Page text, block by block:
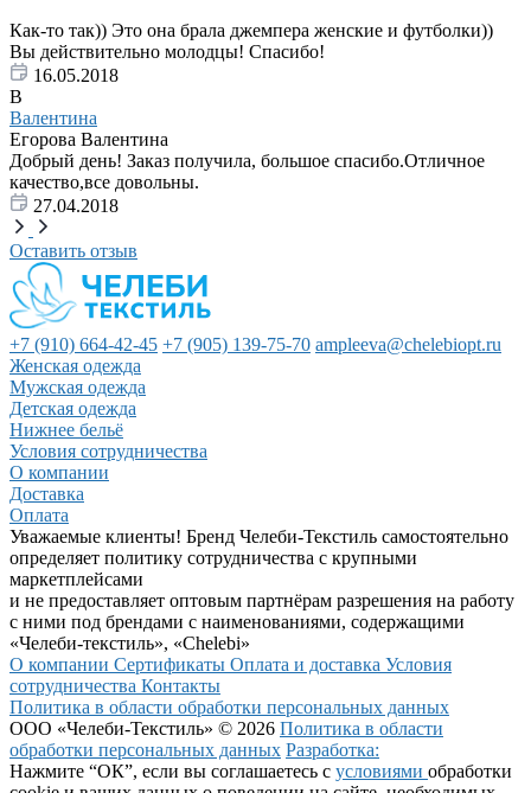
Как-то так)) Это она брала джемпера женские и футболки))
Вы действительно молодцы! Спасибо!
16.05.2018
В
Валентина
Егорова Валентина
Добрый день! Заказ получила, большое спасибо.Отличное
качество,все довольны.
27.04.2018
Оставить отзыв
+7 (910) 664-42-45 +7 (905) 139-75-70 ampleeva@chelebiopt.ru
Женская одежда
Мужская одежда
Детская одежда
Нижнее бельё
Условия сотрудничества
О компании
Доставка
Оплата
Уважаемые клиенты! Бренд Челеби-Текстиль самостоятельно
определяет политику сотрудничества с крупными
маркетплейсами
и не предоставляет оптовым партнёрам разрешения на работу
с ними под брендами с наименованиями, содержащими
«Челеби-текстиль», «Chelebi»
О компании Сертификаты Оплата и доставка Условия
сотрудничества Контакты
Политика в области обработки персональных данных
ООО «Челеби-Текстиль» © 2026 Политика в области
обработки персональных данных Разработка:
Нажмите “ОК”, если вы соглашаетесь с условиями обработки